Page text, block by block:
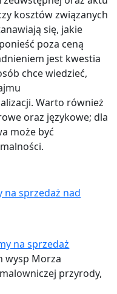
kosztów związanych
się, jakie
poza ceną
jest kwestia
chce wiedzieć,
Warto również
oraz językowe; dla
może być
na sprzedaż nad
na sprzedaż
wysp Morza
przyrody,